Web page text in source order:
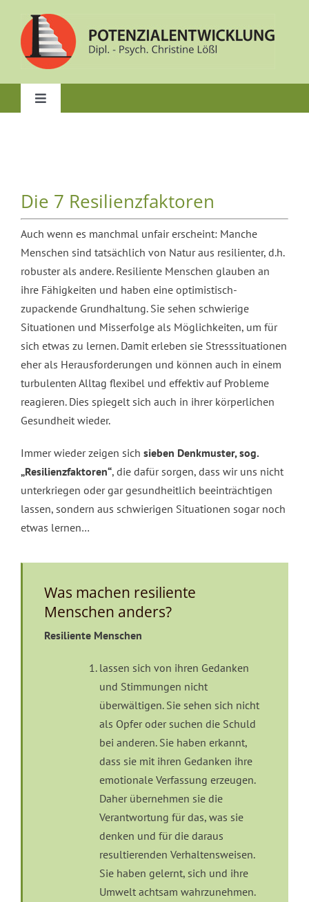
springen
Toggle
Beratung & Coaching
NLP-Kurse & Coach-Ausbildungen
Personalentwicklung
Kontakt
Die 7 Resilienzfaktoren
Auch wenn es manchmal unfair erscheint: Manche
Menschen sind tatsächlich von Natur aus resilienter, d.h.
robuster als andere. Resiliente Menschen glauben an
ihre Fähigkeiten und haben eine optimistisch-
zupackende Grundhaltung. Sie sehen schwierige
Situationen und Misserfolge als Möglichkeiten, um für
sich etwas zu lernen. Damit erleben sie Stresssituationen
eher als Herausforderungen und können auch in einem
turbulenten Alltag flexibel und effektiv auf Probleme
reagieren. Dies spiegelt sich auch in ihrer körperlichen
Gesundheit wieder.
Immer wieder zeigen sich sieben Denkmuster, sog.
„Resilienzfaktoren“, die dafür sorgen, dass wir uns nicht
unterkriegen oder gar gesundheitlich beeinträchtigen
lassen, sondern aus schwierigen Situationen sogar noch
etwas lernen…
Was machen resiliente
Menschen anders?
Resiliente Menschen
lassen sich von ihren Gedanken
und Stimmungen nicht
überwältigen. Sie sehen sich nicht
als Opfer oder suchen die Schuld
bei anderen. Sie haben erkannt,
dass sie mit ihren Gedanken ihre
emotionale Verfassung erzeugen.
Daher übernehmen sie die
Verantwortung für das, was sie
denken und für die daraus
resultierenden Verhaltensweisen.
Sie haben gelernt, sich und ihre
Umwelt achtsam wahrzunehmen.